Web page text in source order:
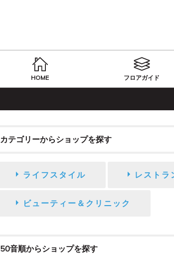
HOME フロアガイド
カテゴリーからショップを探す
ライフスタイル レストラ
ビューティー＆クリニック
50音順からショップを探す